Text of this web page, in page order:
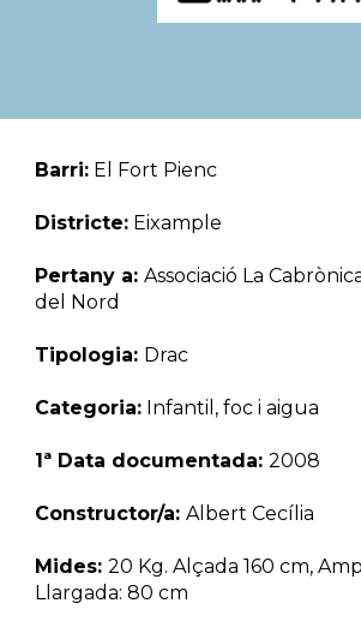
Barri: El Fort Pienc
Districte: Eixample
Pertany a: Associació La
del Nord
Tipologia: Drac
Categoria: Infantil, foc i aigua
1ª Data documentada: 2008
Constructor/a: Albert Cecí lia
Mides: 20 Kg. Alçada 160 cm,
Llargada: 80 cm